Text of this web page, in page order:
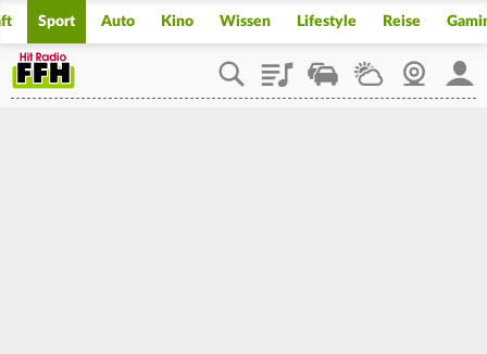
Sport Auto Kino Wissen Lifestyle Reise
PlaylistStaupilotWetterWebcam